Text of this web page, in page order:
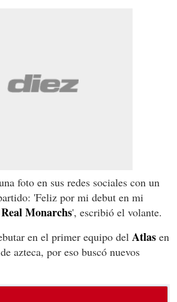
foto en sus redes sociales con un
'Feliz por mi debut en mi
RealMonarchs', escribió el volante.
en el primer equipo del Atlas en
azteca, por eso buscó nuevos